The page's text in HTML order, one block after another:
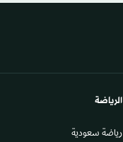
الرياضة
رياضة سعودية